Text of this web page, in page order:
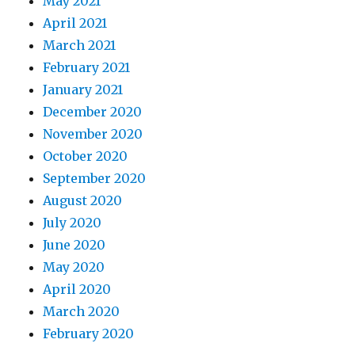
April 2021
March 2021
February 2021
January 2021
December 2020
November 2020
October 2020
September 2020
August 2020
July 2020
June 2020
May 2020
April 2020
March 2020
February 2020